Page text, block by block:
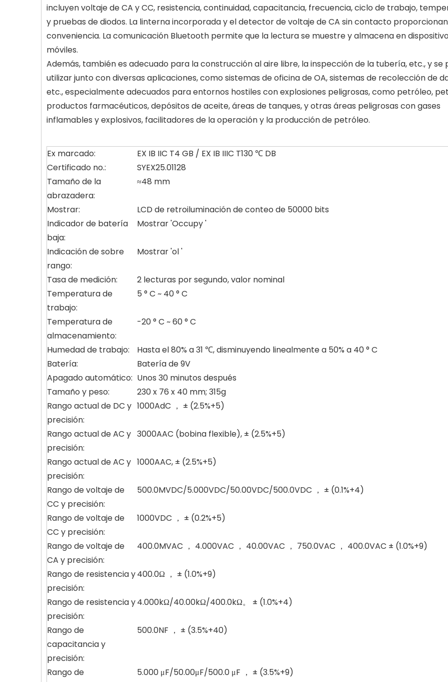
incluyen voltaje de CA y CC, resistencia, continuidad, capacitancia, frecuencia, ciclo de trabajo,
y pruebas de diodos. La linterna incorporada y el detector de voltaje de CA sin contacto
conveniencia. La comunicación Bluetooth permite que la lectura se muestre y almacena en
móviles.
Además, también es adecuado para la construcción al aire libre, la inspección de la tubería, etc., y se
utilizar junto con diversas aplicaciones, como sistemas de oficina de OA, sistemas de recolección de
etc., especialmente adecuados para entornos hostiles con explosiones peligrosas, como petróleo,
productos farmacéuticos, depósitos de aceite, áreas de tanques, y otras áreas peligrosas con gases
inflamables y explosivos, facilitadores de la operación y la producción de petróleo.
Ex marcado:
EX IB IIC T4 GB / EX IB IIIC T130 ℃ DB
Certificado no.:
SYEX25.01128
Tamaño de la
abrazadera:
≈48 mm
Mostrar:
LCD de retroiluminación de conteo de 50000 bits
Indicador de batería
baja:
Mostrar 'Occupy '
Indicación de sobre
rango:
Mostrar 'ol '
Tasa de medición:
2 lecturas por segundo, valor nominal
Temperatura de
trabajo:
5 ° C ~ 40 ° C
Temperatura de
almacenamiento:
-20 ° C ~ 60 ° C
Humedad de trabajo:
Hasta el 80% a 31 ℃, disminuyendo linealmente a 50% a 40 ° C
Batería:
Batería de 9V
Apagado automático: Unos 30 minutos después
Tamaño y peso:
230 x 76 x 40 mm; 315g
Rango actual de DC y
precisión:
1000AdC ， ± (2.5%+5)
Rango actual de AC y
precisión:
3000AAC (bobina flexible), ± (2.5%+5)
Rango actual de AC y
precisión:
1000AAC, ± (2.5%+5)
Rango de voltaje de
CC y precisión:
500.0MVDC/5.000VDC/50.00VDC/500.0VDC ， ± (0.1%+4)
Rango de voltaje de
CC y precisión:
1000VDC ， ± (0.2%+5)
Rango de voltaje de
CA y precisión:
400.0MVAC ， 4.000VAC ， 40.00VAC ， 750.0VAC ， 400.0VAC ± (1.0%+9)
Rango de resistencia y
precisión:
400.0Ω ， ± (1.0%+9)
Rango de resistencia y
precisión:
4.000kΩ/40.00kΩ/400.0kΩ。 ± (1.0%+4)
Rango de
capacitancia y
precisión:
500.0NF ， ± (3.5%+40)
Rango de
5.000 μF/50.00μF/500.0 μF ， ± (3.5%+9)